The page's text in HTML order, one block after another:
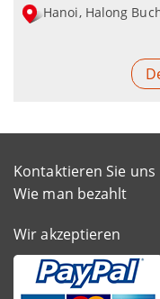
Hanoi, Halong
Kontaktieren Sie uns
Wie man bezahlt
Wir akzeptieren